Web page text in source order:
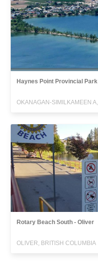
Haynes Point Provincial Park
Rotary Beach South - Oliver
OLIVER, BRITISH COLUMBIA